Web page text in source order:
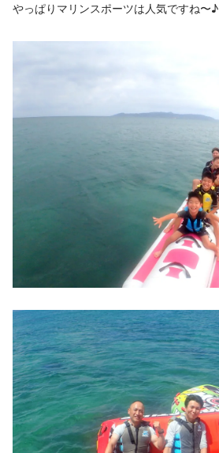
やっぱりマリンスポーツは人気ですね〜♪